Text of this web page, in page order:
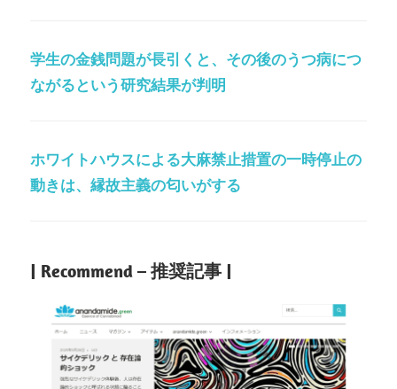
学生の金銭問題が長引くと、その後のうつ病につ
ながるという研究結果が判明
ホワイトハウスによる大麻禁止措置の一時停止の
動きは、縁故主義の匂いがする
| Recommend – 推奨記事 |